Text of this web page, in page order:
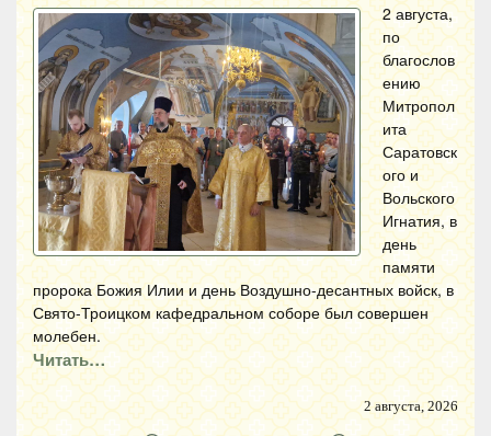
2 августа,
по
благослов
ению
Митропол
ита
Саратовск
ого и
Вольского
Игнатия, в
день
памяти
пророка Божия Илии и день Воздушно-десантных войск, в
Свято-Троицком кафедральном соборе был совершен
молебен.
Читать…
2 августа, 2026